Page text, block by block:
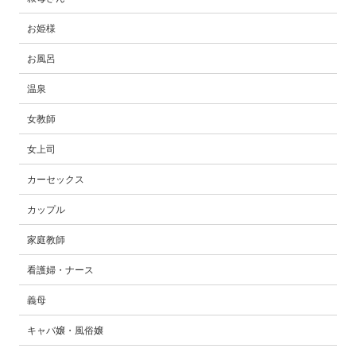
お姫様
お風呂
温泉
女教師
女上司
カーセックス
カップル
家庭教師
看護婦・ナース
義母
キャバ嬢・風俗嬢